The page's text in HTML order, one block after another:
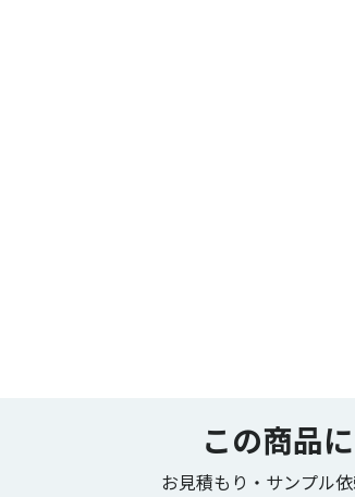
この商品
お見積もり・サンプル